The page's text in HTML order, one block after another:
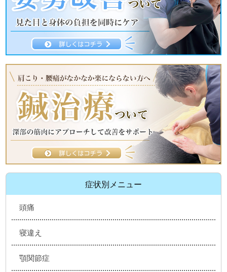
症状別メニュー
頭痛
寝違え
顎関節症